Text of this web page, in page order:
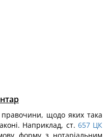
правочини, щодо яких така
Наприклад, ст. 657 ЦК